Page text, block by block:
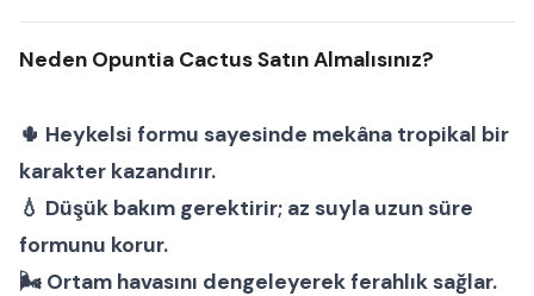
Neden Opuntia Cactus Satın Almalısınız?
🌵 Heykelsi formu sayesinde mekâna tropikal bir
karakter kazandırır.
💧 Düşük bakım gerektirir; az suyla uzun süre
formunu korur.
🌬 Ortam havasını dengeleyerek ferahlık sağlar.